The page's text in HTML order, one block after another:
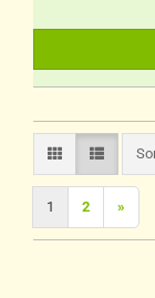
1 2 »